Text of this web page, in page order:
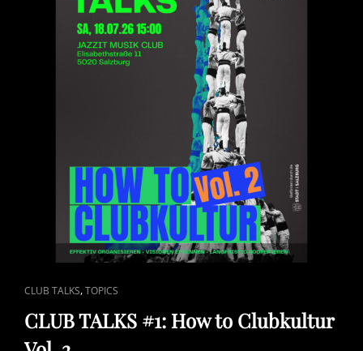
CAT
LINKS
CLUB TALKS,TOPICS
CLUB TALKS #1: How to Clubkultur